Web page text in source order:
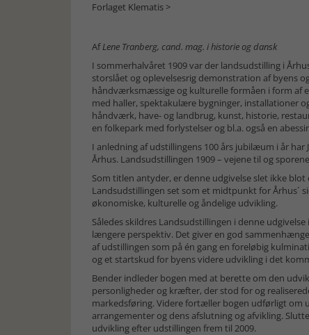
Forlaget Klematis >
AfLene Tranberg, cand. mag. i historie og dansk
I sommerhalvåret 1909 var der landsudstilling i
storslået og oplevelsesrig demonstration af byens
håndværksmæssige og kulturelle formåen i form af
med haller, spektakulære bygninger, installationer
håndværk, have- og landbrug, kunst, historie,
en folkepark med forlystelser og bl.a. også en
I anledning af udstillingens 100 års jubilæum i år
Århus. Landsudstillingen 1909 – vejene til og
Som titlen antyder, er denne udgivelse slet ikke
Landsudstillingen set som et midtpunkt for Århus´
økonomiske, kulturelle og åndelige udvikling.
Således skildres Landsudstillingen i denne
længere perspektiv. Det giver en god
af udstillingen som på én gang en foreløbig
og et startskud for byens videre udvikling i det
Bender indleder bogen med at berette om den
personligheder og kræfter, der stod for og
markedsføring. Videre fortæller bogen udførligt om
arrangementer og dens afslutning og afvikling.
udvikling efter udstillingen frem til 2009.